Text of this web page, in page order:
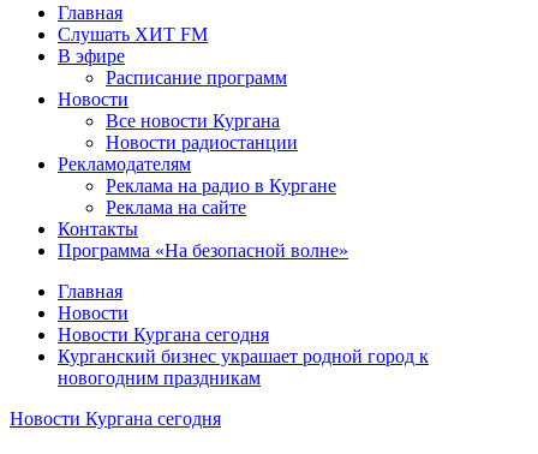
Главная
Слушать ХИТ FM
В эфире
Расписание программ
Новости
Все новости Кургана
Новости радиостанции
Рекламодателям
Реклама на радио в Кургане
Реклама на сайте
Контакты
Программа «На безопасной волне»
Главная
Новости
Новости Кургана сегодня
Курганский бизнес украшает родной город к
новогодним праздникам
Новости Кургана сегодня